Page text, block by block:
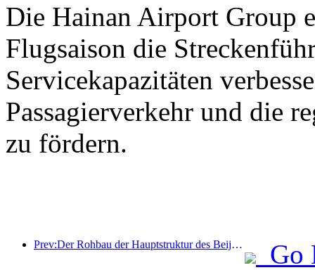
Die Hainan Airport Group
Flugsaison die
Servicekapazitäten
Passagierverkehr und die
zu fördern.
Prev:Der Rohbau der Hauptstruktur des Beijing Haichang Ocean Park soll bis Ende des Jahres fertiggestellt sein; die Fertigstellung und Eröffnung werden für das Jahr 2027 erwartet.
Go